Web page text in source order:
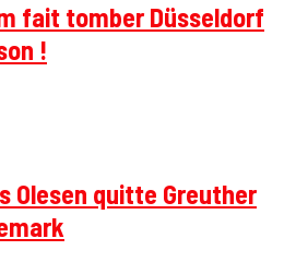
fait tomber Düsseldorf
!
Olesen quitte Greuther